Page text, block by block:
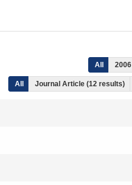
All 2006
All Journal Article (12 results)